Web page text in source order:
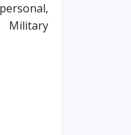
Military